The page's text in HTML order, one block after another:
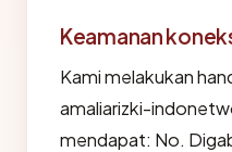
Keamanan
Kami melakukan
amaliarizki-
mendapat: No.